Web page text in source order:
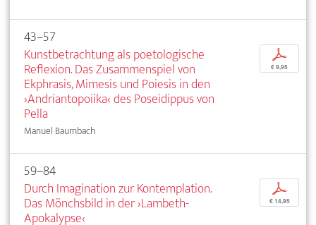
43–57
Kunstbetrachtung als poetologische
Reflexion. Das Zusammenspiel von
Ekphrasis, Mimesis und Poiesis in den
›Andriantopoiika‹ des Poseidippus von
Pella
Manuel Baumbach
p
€ 9,95
59–84
Durch Imagination zur Kontemplation.
Das Mönchsbild in der ›Lambeth-
Apokalypse‹
p
€ 14,95